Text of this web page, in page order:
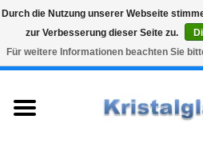
Snelle levering
Durch die Nutzung unserer Webseite
zur Verbesserung dieser Seite zu.
Für weitere Informationen beachten Sie